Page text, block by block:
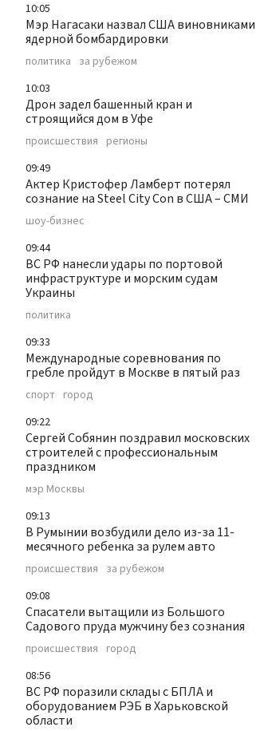
10:05
Мэр Нагасаки назвал США виновниками
ядерной бомбардировки
политика за рубежом
10:03
Дрон задел башенный кран и
строящийся дом в Уфе
происшествия регионы
09:49
Актер Кристофер Ламберт потерял
сознание на Steel City Con в США – СМИ
шоу-бизнес
09:44
ВС РФ нанесли удары по портовой
инфраструктуре и морским судам
Украины
политика
09:33
Международные соревнования по
гребле пройдут в Москве в пятый раз
спорт город
09:22
Сергей Собянин поздравил московских
строителей с профессиональным
праздником
мэр Москвы
09:13
В Румынии возбудили дело из-за 11-
месячного ребенка за рулем авто
происшествия за рубежом
09:08
Спасатели вытащили из Большого
Садового пруда мужчину без сознания
происшествия город
08:56
ВС РФ поразили склады с БПЛА и
оборудованием РЭБ в Харьковской
области